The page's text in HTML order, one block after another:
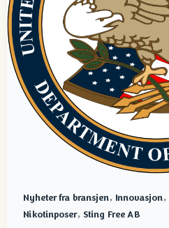
Nyheter fra bransjen, Innovasjon,
Nikotinposer, Sting Free AB